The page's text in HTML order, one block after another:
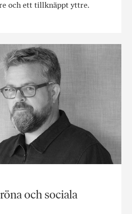
och ett tillknäppt yttre.
och sociala